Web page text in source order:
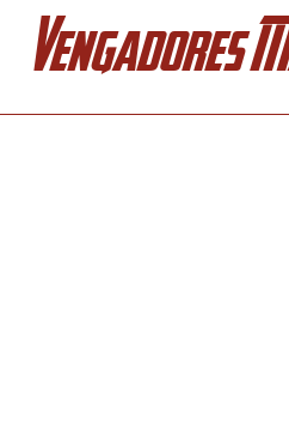
Vengadores